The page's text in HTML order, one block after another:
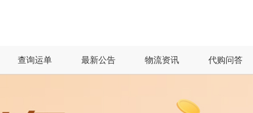
查询运单 最新公告 物流资讯 代购问答